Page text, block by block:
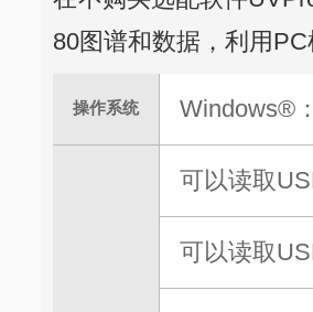
80图谱和数据，利用
操作系统 Windows®
可以读取
可以读取